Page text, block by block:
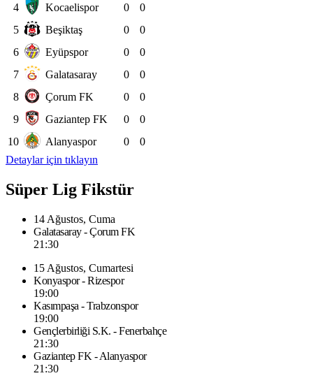
4
Kocaelispor 0
0
5
Beşiktaş 0
0
6
Eyüpspor 0
0
7
Galatasaray 0
0
8
Çorum FK 0
0
9
Gaziantep FK 0
0
10
Alanyaspor 0
0
Detaylar için tıklayın
Süper Lig Fikstür
14 Ağustos, Cuma
Galatasaray - Çorum FK
21:30
15 Ağustos, Cumartesi
Konyaspor - Rizespor
19:00
Kasımpaşa - Trabzonspor
19:00
Gençlerbirliği S.K. - Fenerbahçe
21:30
Gaziantep FK - Alanyaspor
21:30